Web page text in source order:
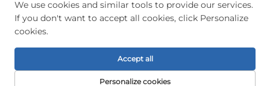
Bản quyền © 2026 Công ty TNHH Thiết bị Điện Pacific Thường Châu
(Tập đoàn) Tất quyền được bảo hộ. Chính sách bảo mật
We use cookies and similar tools to provide our services.
If you don't want to accept all cookies, click Personalize
cookies.
Personalize cookies
Accept all